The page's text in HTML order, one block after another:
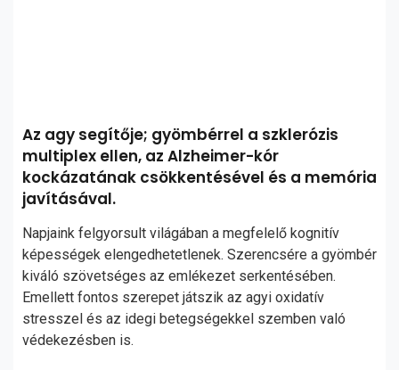
Az agy segítője; gyömbérrel a szklerózis
multiplex ellen, az Alzheimer-kór
kockázatának csökkentésével és a memória
javításával.
Napjaink felgyorsult világában a megfelelő kognitív
képességek elengedhetetlenek. Szerencsére a gyömbér
kiváló szövetséges az emlékezet serkentésében.
Emellett fontos szerepet játszik az agyi oxidatív
stresszel és az idegi betegségekkel szemben való
védekezésben is.